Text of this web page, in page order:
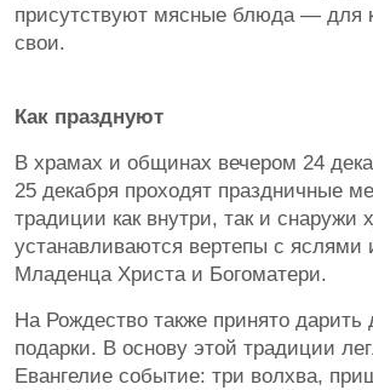
присутствуют мясные блюда — для
свои.
Как празднуют
В храмах и общинах вечером 24
25 декабря проходят праздничные
традиции как внутри, так и снаружи
устанавливаются вертепы с яслями
Младенца Христа и Богоматери.
На Рождество также принято дарить
подарки. В основу этой традиции
Евангелие событие: три волхва,